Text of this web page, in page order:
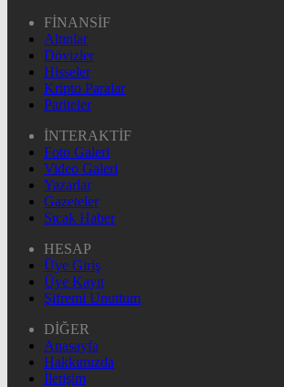
FİNANSİF
Altınlar
Dövizler
Hisseler
Kripto Paralar
Pariteler
İNTERAKTİF
Foto Galeri
Video Galeri
Yazarlar
Gazeteler
Sıcak Haber
HESAP
Üye Giriş
Üye Kayıt
Şifremi Unuttum
DİĞER
Anasayfa
Hakkımızda
İletişim